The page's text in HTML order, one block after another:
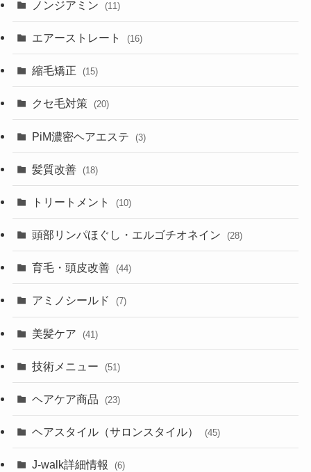
ノンジアミン (11)
エアーストレート (16)
縮毛矯正 (15)
クセ毛対策 (20)
PiM濃密ヘアエステ (3)
髪質改善 (18)
トリートメント (10)
頭部リンパほぐし・エルゴチオネイン (28)
育毛・頭皮改善 (44)
アミノシールド (7)
美髪ケア (41)
技術メニュー (51)
ヘアケア商品 (23)
ヘアスタイル（サロンスタイル） (45)
J-walk詳細情報 (6)